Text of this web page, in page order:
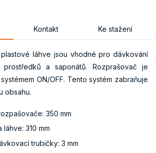
Kontakt Ke stažení
láhve jsou vhodné pro dávkování
prostředků a saponátů. Rozprašovač je
ON/OFF. Tento systém zabraňuje
obsahu.
350 mm
láhve: 310 mm
trubičky: 3 mm